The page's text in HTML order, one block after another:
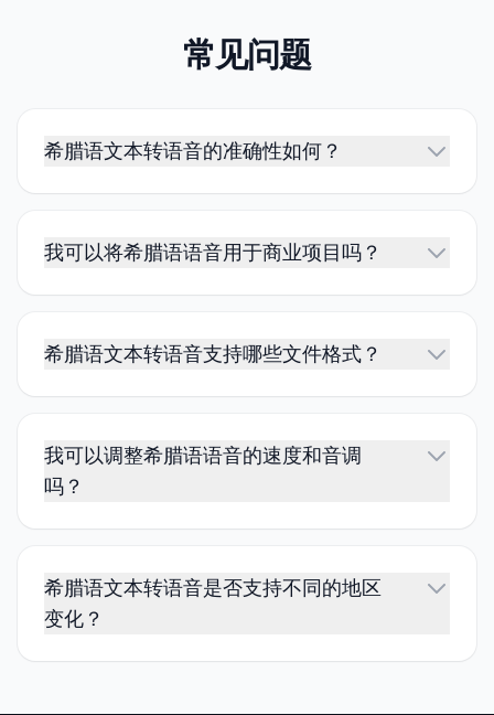
常见问题
希腊语文本转语音的准确性如何？
我可以将希腊语语音用于商业项目吗？
希腊语文本转语音支持哪些文件格式？
我可以调整希腊语语音的速度和音调
吗？
希腊语文本转语音是否支持不同的地区
变化？